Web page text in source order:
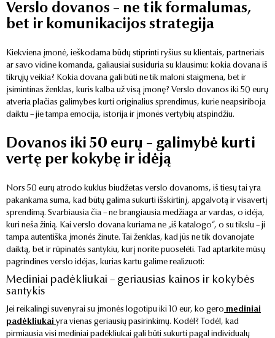
Verslo dovanos – ne tik formalumas,
bet ir komunikacijos strategija
Kiekviena įmonė, ieškodama būdų stiprinti ryšius su klientais, partneriais
ar savo vidine komanda, galiausiai susiduria su klausimu: kokia dovana iš
tikrųjų veikia? Kokia dovana gali būti ne tik maloni staigmena, bet ir
įsimintinas ženklas, kuris kalba už visą įmonę? Verslo dovanos iki 50 eurų
atveria plačias galimybes kurti originalius sprendimus, kurie neapsiriboja
daiktu – jie tampa emocija, istorija ir įmonės vertybių atspindžiu.
Dovanos iki 50 eurų – galimybė kurti
vertę per kokybę ir idėją
Nors 50 eurų atrodo kuklus biudžetas verslo dovanoms, iš tiesų tai yra
pakankama suma, kad būtų galima sukurti išskirtinį, apgalvotą ir visavertį
sprendimą. Svarbiausia čia – ne brangiausia medžiaga ar vardas, o idėja,
kuri neša žinią. Kai verslo dovana kuriama ne „iš katalogo“, o su tikslu – ji
tampa autentiška įmonės žinute. Tai ženklas, kad jūs ne tik dovanojate
daiktą, bet ir rūpinatės santykiu, kurį norite puoselėti. Tad aptarkite mūsų
pagrindines verslo idėjas, kurias kartu galime realizuoti:
Mediniai padėkliukai – geriausias kainos ir kokybės
santykis
Jei reikalingi suvenyrai su įmonės logotipu iki 10 eur, ko gero mediniai
padėkliukai yra vienas geriausių pasirinkimų. Kodėl? Todėl, kad
pirmiausia visi mediniai padėkliukai gali būti sukurti pagal individualų